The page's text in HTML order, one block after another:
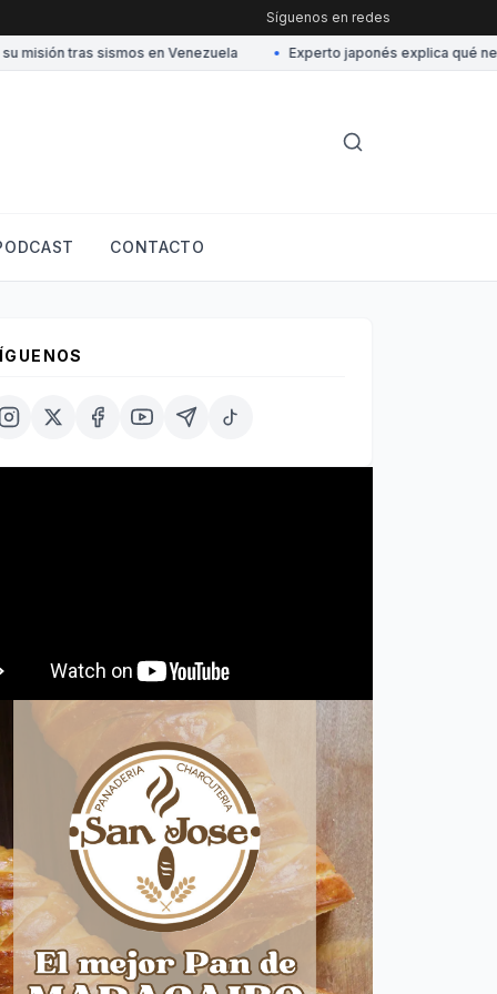
Síguenos en redes
tras sismos en Venezuela Experto japonés explica qué
CONTACTO